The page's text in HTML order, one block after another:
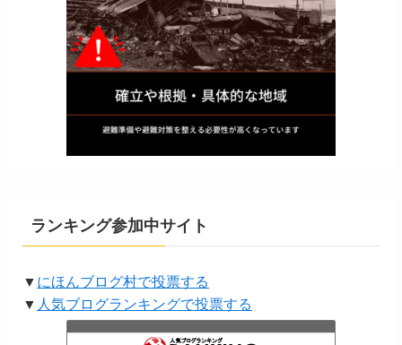
ランキング参加中サイト
▼ にほんブログ村で投票する
▼ 人気ブログランキングで投票する